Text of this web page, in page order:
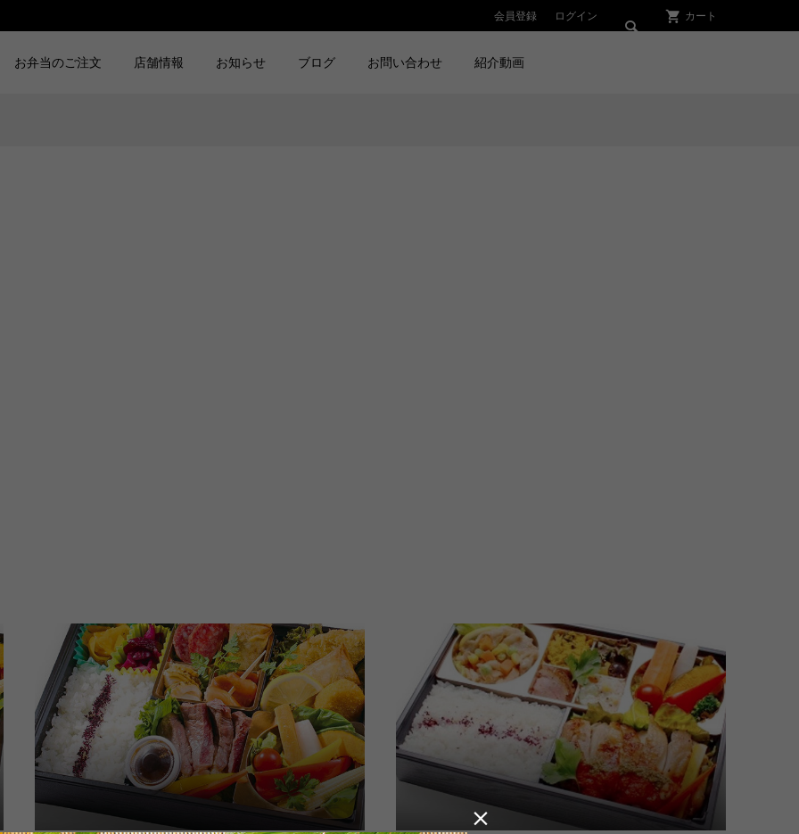
会員登録 ログイン

カート
お弁当のご注文 店舗情報 お知らせ ブログ お問い合わせ 紹介動画
